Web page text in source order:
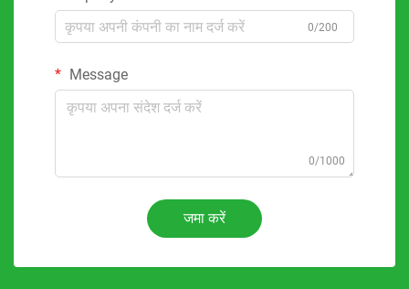
0/200
Message
0/1000
जमा करें